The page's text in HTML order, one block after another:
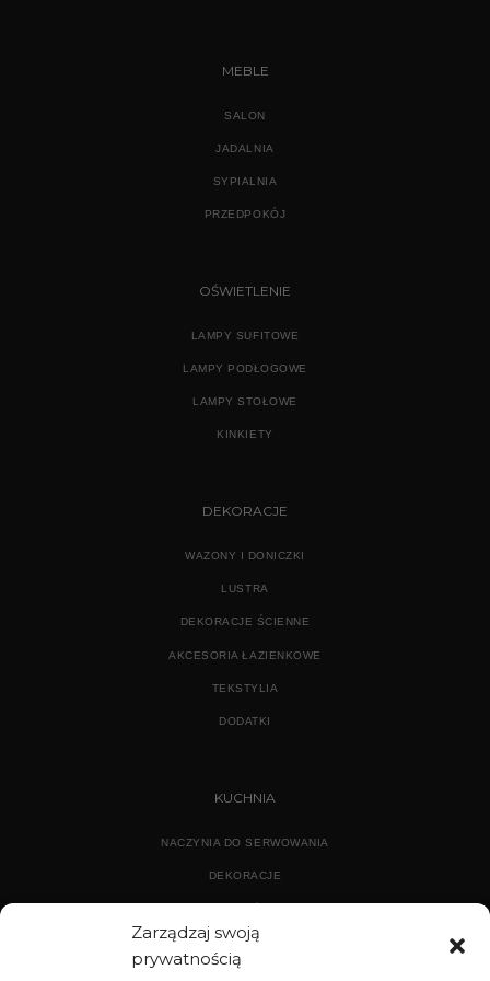
Zarządzaj swoją
prywatnością
MEBLE
SALON
JADALNIA
SYPIALNIA
PRZEDPOKÓJ
OŚWIETLENIE
LAMPY SUFITOWE
LAMPY PODŁOGOWE
LAMPY STOŁOWE
KINKIETY
DEKORACJE
WAZONY I DONICZKI
LUSTRA
DEKORACJE ŚCIENNE
AKCESORIA ŁAZIENKOWE
TEKSTYLIA
DODATKI
KUCHNIA
NACZYNIA DO SERWOWANIA
DEKORACJE